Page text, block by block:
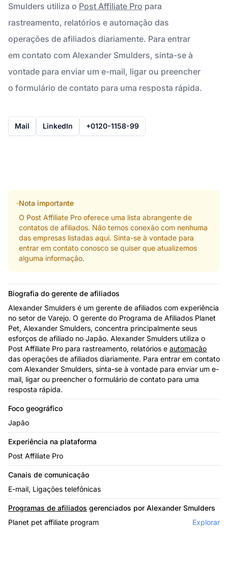
Smulders utiliza o Post Affiliate Pro para
rastreamento, relatórios e automação das
operações de afiliados diariamente. Para entrar
em contato com Alexander Smulders, sinta-se à
vontade para enviar um e-mail, ligar ou preencher
o formulário de contato para uma resposta rápida.
Mail LinkedIn +0120-1158-99
Nota importante
O Post Affiliate Pro oferece uma lista abrangente de
contatos de afiliados. Não temos conexão com nenhuma
das empresas listadas aqui. Sinta-se à vontade para
entrar em contato conosco se quiser que atualizemos
alguma informação.
Biografia do gerente de afiliados
Alexander Smulders é um gerente de afiliados com experiência
no setor de Varejo. O gerente do Programa de Afiliados Planet
Pet, Alexander Smulders, concentra principalmente seus
esforços de afiliado no Japão. Alexander Smulders utiliza o
Post Affiliate Pro para rastreamento, relatórios e automação
das operações de afiliados diariamente. Para entrar em contato
com Alexander Smulders, sinta-se à vontade para enviar um e-
mail, ligar ou preencher o formulário de contato para uma
resposta rápida.
Foco geográfico
Japão
Experiência na plataforma
Post Affiliate Pro
Canais de comunicação
E-mail, Ligações telefônicas
Programas de afiliados gerenciados por Alexander Smulders
Planet pet affiliate program
Explorar